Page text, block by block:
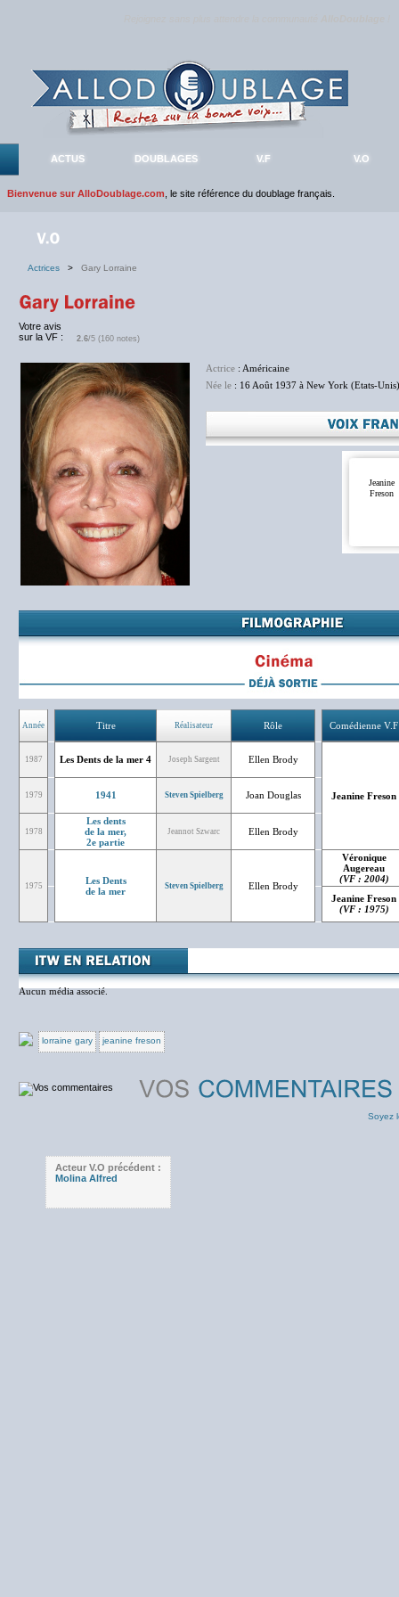
ACTUS DOUBLAGES V.F V.O
Bienvenue sur AlloDoublage.com , le site référence du doublage français.
Actrices > Gary Lorraine
Votre avis
sur la VF :
2.6/5 (160 notes)
Actrice : Américaine
Née le : 16 Août 1937 à New York (Etats-Unis)
Jeanine
Freson
Année Titre Réalisateur Rôle Comédienne V.F
1987 Les Dents de la mer 4 Joseph Sargent Ellen Brody
Jeanine Freson
1979 1941 Steven Spielberg Joan Douglas
1978
Les dents
de la mer,
2e partie
Jeannot Szwarc Ellen Brody
1975
Les Dents
de la mer
Steven Spielberg Ellen Brody
Véronique
Augereau
(VF : 2004)
Jeanine Freson
(VF : 1975)
Aucun média associé.
lorraine gary jeanine freson
Soyez
Acteur V.O précédent :
Molina Alfred